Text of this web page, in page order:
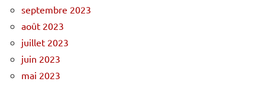
septembre 2023
août 2023
juillet 2023
juin 2023
mai 2023